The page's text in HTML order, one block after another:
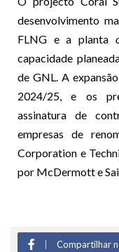
desenvolvimento
FLNG e a planta
capacidade
de GNL. A
2024/25, e os
assinatura de
empresas de
Corporation e
por McDermott e
Compartilhar